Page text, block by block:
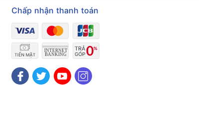
Chấp nhận thanh toán